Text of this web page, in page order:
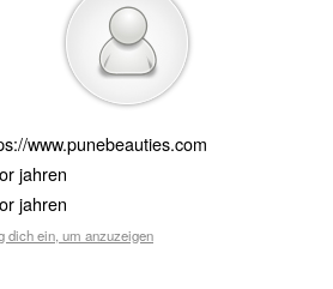
www.punebeauties.com
jahren
jahren
dich ein, um anzuzeigen